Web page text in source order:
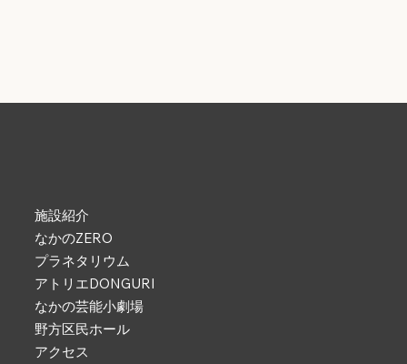
施設紹介
なかのZERO
プラネタリウム
アトリエDONGURI
なかの芸能小劇場
野方区民ホール
アクセス